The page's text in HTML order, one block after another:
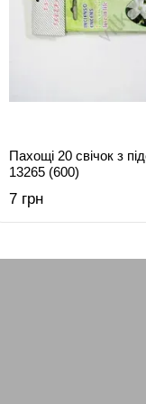
Пахощі 20 свічок з
13265 (600)
7 грн